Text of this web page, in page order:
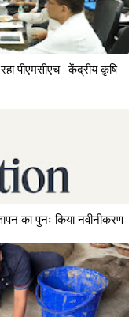
पीएमसीएच : केंद्रीय क़ृषि
का पुनः किया नवीनीकरण